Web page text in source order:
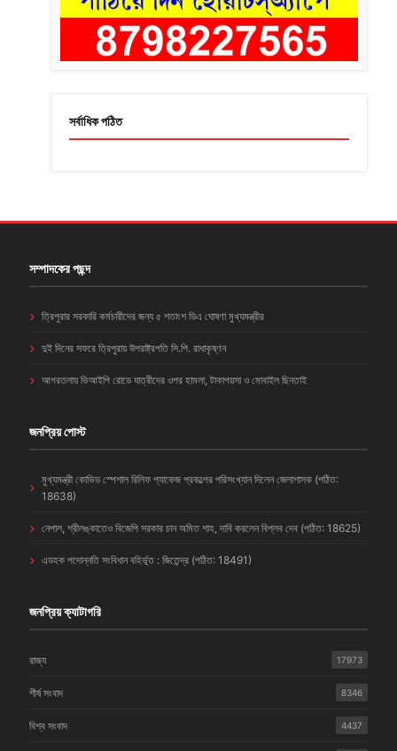
সর্বাধিক পঠিত
সম্পাদকের পছন্দ
ত্রিপুরার সরকারি কর্মচারীদের জন্য ৫ শতাংশ ডিএ ঘোষণা মুখ্যমন্ত্রীর
দুই দিনের সফরে ত্রিপুরায় উপরাষ্ট্রপতি সি.পি. রাধাকৃষ্ণন
আগরতলায় ভিআইপি রোডে যাত্রীদের ওপর হামলা, টাকাপয়সা ও মোবাইল ছিনতাই
জনপ্রিয় পোস্ট
মুখ্যমন্ত্রী কোভিড স্পেশাল রিলিফ প্যাকেজ প্রকল্পের পরিসংখ্যান দিলেন জেলাশাসক (পঠিত:
18638)
নেপাল, শ্রীলঙ্কাতেও বিজেপি সরকার চান অমিত শাহ, দাবি করলেন বিপ্লব দেব (পঠিত: 18625)
এডহক পদোন্নতি সংবিধান বহির্ভূত : জিতেন্দ্র (পঠিত: 18491)
জনপ্রিয় ক্যাটাগরি
রাজ্য 17973
শীর্ষ সংবাদ 8346
বিশ্ব সংবাদ 4437